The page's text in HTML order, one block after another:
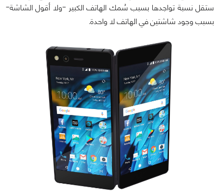
ستقل نسبة تواجدها بسبب سُمك الهاتف الكبير -ولا أقول الشاشة-
بسبب وجود شاشتين في الهاتف لا واحدة.